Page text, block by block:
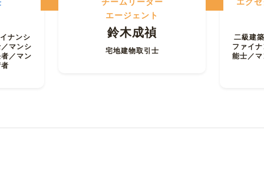
ナンシ
マンシ
／マン
チームリーダー
エージェント
鈴木成禎
宅地建物取引士
エグ
二級建
ファイ
能士／